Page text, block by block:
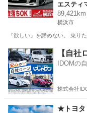
ッツェリ
バックカ
エスティ
横浜市
『欲しい』を諦めない。 乗り
神奈川 横浜市 エステ
【自社
IDOMの
株式会社
★トヨタ